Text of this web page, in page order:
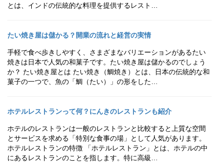
とは、インドの伝統的な料理を提供するレスト…
たい焼き屋は儲かる？開業の流れと経営の実情
手軽で食べ歩きしやすく、さまざまなバリエーションがあるたい
焼きは日本で人気の和菓子です。たい焼き屋は儲かるのでしょう
か？ たい焼き屋とは たい焼き（鯛焼き）とは、日本の伝統的な和
菓子の一つで、魚の「鯛（たい）」の形をした…
ホテルレストランって何？にんきのレストランも紹介
ホテルのレストランは一般のレストランと比較すると上質な空間
とサービスを求める「特別な食事の場」として人気があります。
ホテルレストランの特徴 「ホテルレストラン」とは、ホテルの中
にあるレストランのことを指します。特に高級…